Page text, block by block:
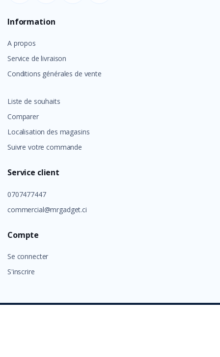
Information
A propos
Service de livraison
Conditions générales de vente
Liste de souhaits
Comparer
Localisation des magasins
Suivre votre commande
Service client
0707477447
commercial@mrgadget.ci
Compte
Se connecter
S'inscrire